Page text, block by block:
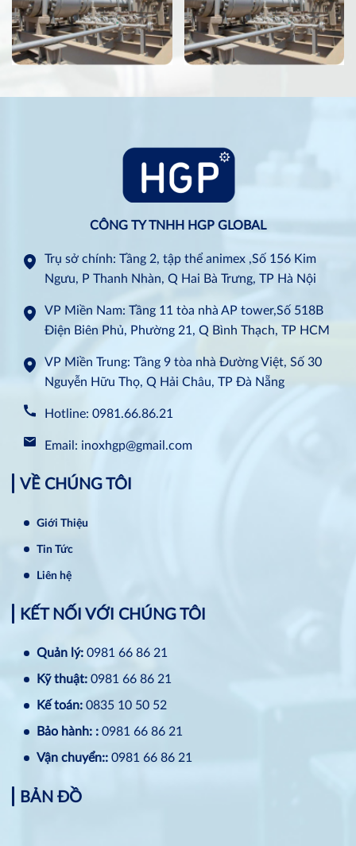
CÔNG TY TNHH HGP GLOBAL
Trụ sở chính: Tầng 2, tập thể animex ,Số 156 Kim
Ngưu, P Thanh Nhàn, Q Hai Bà Trưng, TP Hà Nội
VP Miền Nam: Tầng 11 tòa nhà AP tower,Số 518B
Điện Biên Phủ, Phường 21, Q Bình Thạch, TP HCM
VP Miền Trung: Tầng 9 tòa nhà Đường Việt, Số 30
Nguyễn Hữu Thọ, Q Hải Châu, TP Đà Nẵng
Hotline: 0981.66.86.21
Email: inoxhgp@gmail.com
VỀ CHÚNG TÔI
Giới Thiệu
Tin Tức
Liên hệ
KẾT NỐI VỚI CHÚNG TÔI
Quản lý: 0981 66 86 21
Kỹ thuật: 0981 66 86 21
Kế toán: 0835 10 50 52
Bảo hành: : 0981 66 86 21
Vận chuyển:: 0981 66 86 21
BẢN ĐỒ